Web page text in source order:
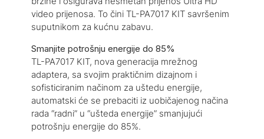
video prijenosa. To čini TL-PA7017 KIT savršenim
suputnikom za kućnu zabavu.
Smanjite potrošnju energije do 85%
TL-PA7017 KIT, nova generacija mrežnog
adaptera, sa svojim praktičnim dizajnom i
sofisticiranim načinom za uštedu energije,
automatski će se prebaciti iz uobičajenog načina
rada “radni” u “ušteda energije” smanjujući
potrošnju energije do 85%.